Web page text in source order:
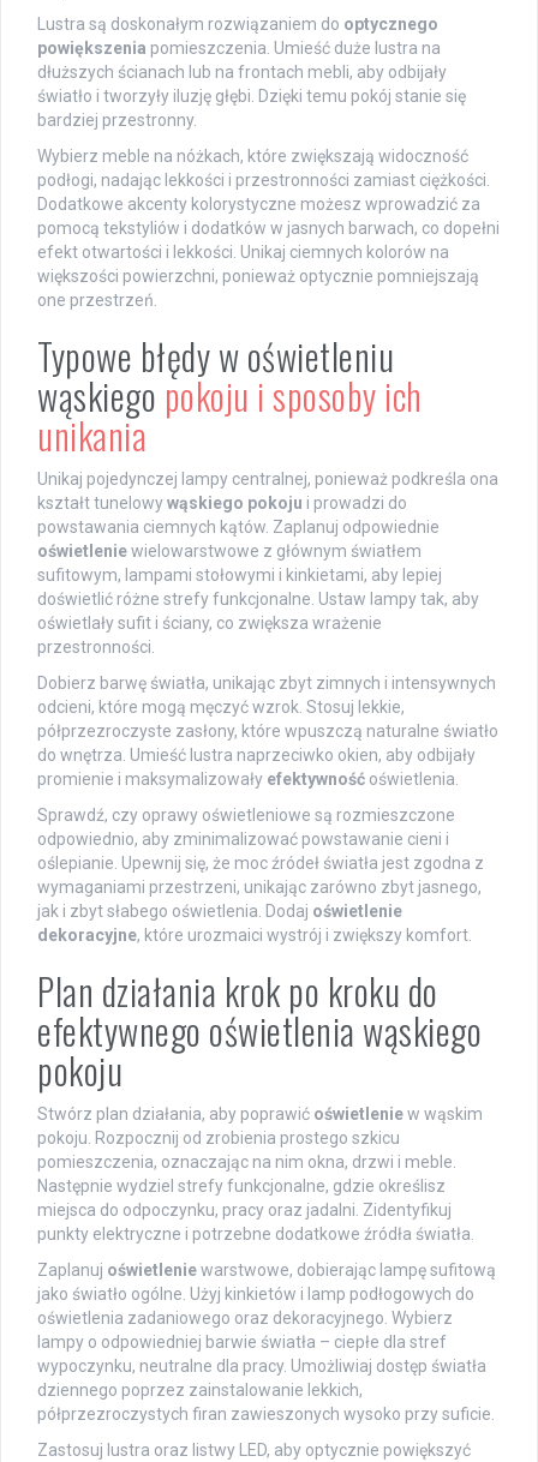
Lustra są doskonałym rozwiązaniem do optycznego
powiększenia pomieszczenia. Umieść duże lustra na
dłuższych ścianach lub na frontach mebli, aby odbijały
światło i tworzyły iluzję głębi. Dzięki temu pokój stanie się
bardziej przestronny.
Wybierz meble na nóżkach, które zwiększają widoczność
podłogi, nadając lekkości i przestronności zamiast ciężkości.
Dodatkowe akcenty kolorystyczne możesz wprowadzić za
pomocą tekstyliów i dodatków w jasnych barwach, co dopełni
efekt otwartości i lekkości. Unikaj ciemnych kolorów na
większości powierzchni, ponieważ optycznie pomniejszają
one przestrzeń.
Typowe błędy w oświetleniu
wąskiego pokoju i sposoby ich
unikania
Unikaj pojedynczej lampy centralnej, ponieważ podkreśla ona
kształt tunelowywąskiego pokoju i prowadzi do
powstawania ciemnych kątów. Zaplanuj odpowiednie
oświetleniewielowarstwowe z głównym światłem
sufitowym, lampami stołowymi i kinkietami, aby lepiej
doświetlić różne strefy funkcjonalne. Ustaw lampy tak, aby
oświetlały sufit i ściany, co zwiększa wrażenie
przestronności.
Dobierz barwę światła, unikając zbyt zimnych i intensywnych
odcieni, które mogą męczyć wzrok. Stosuj lekkie,
półprzezroczyste zasłony, które wpuszczą naturalne światło
do wnętrza. Umieść lustra naprzeciwko okien, aby odbijały
promienie i maksymalizowały efektywność oświetlenia.
Sprawdź, czy oprawy oświetleniowe są rozmieszczone
odpowiednio, aby zminimalizować powstawanie cieni i
oślepianie. Upewnij się, że moc źródeł światła jest zgodna z
wymaganiami przestrzeni, unikając zarówno zbyt jasnego,
jak i zbyt słabego oświetlenia. Dodaj oświetlenie
dekoracyjne, które urozmaici wystrój i zwiększy komfort.
Plan działania krok po kroku do
efektywnego oświetlenia wąskiego
pokoju
Stwórz plan działania, aby poprawić oświetleniew wąskim
pokoju. Rozpocznij od zrobienia prostego szkicu
pomieszczenia, oznaczając na nim okna, drzwi i meble.
Następnie wydziel strefy funkcjonalne, gdzie określisz
miejsca do odpoczynku, pracy oraz jadalni. Zidentyfikuj
punkty elektryczne i potrzebne dodatkowe źródła światła.
Zaplanuj oświetleniewarstwowe, dobierając lampę sufitową
jako światło ogólne. Użyj kinkietów i lamp podłogowych do
oświetlenia zadaniowego oraz dekoracyjnego. Wybierz
lampy o odpowiedniej barwie światła – ciepłe dla stref
wypoczynku, neutralne dla pracy. Umożliwiaj dostęp światła
dziennego poprzez zainstalowanie lekkich,
półprzezroczystych firan zawieszonych wysoko przy suficie.
Zastosuj lustra oraz listwy LED, aby optycznie powiększyć